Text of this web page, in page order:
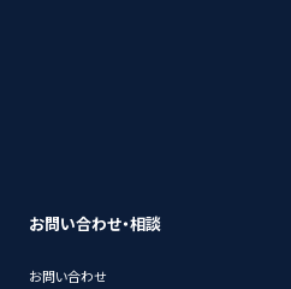
お問い合わせ・相談
お問い合わせ